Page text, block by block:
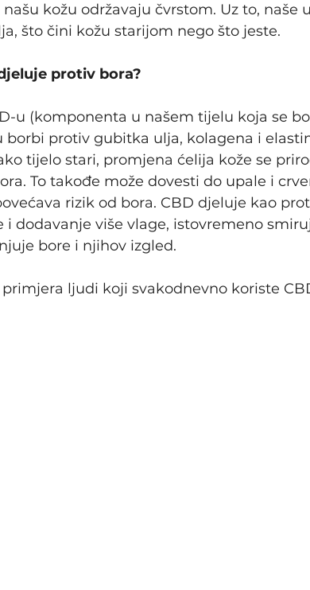
kožu održavaju čvrstom. Uz to, naše
što čini kožu starijom nego što jeste.
protiv bora?
u (komponenta u našem tijelu koja se
borbi protiv gubitka ulja, kolagena i
tijelo stari, promjena ćelija kože se
To takođe može dovesti do upale i
rizik od bora. CBD djeluje kao
i dodavanje više vlage, istovremeno
bore i njihov izgled.
ljudi koji svakodnevno koriste